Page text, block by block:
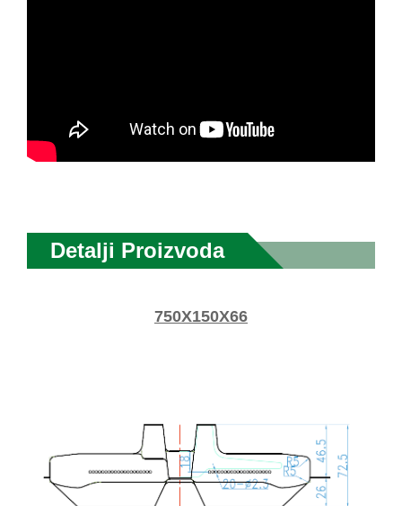
Detalji Proizvoda
750X150X66